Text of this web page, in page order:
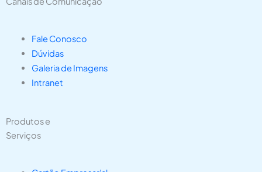
Fale Conosco
Dúvidas
Galeria de Imagens
Intranet
Produtos e
Serviços